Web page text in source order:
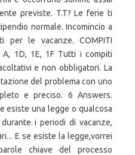
previste. T.T? Le ferie ti
normale. Incomincio a
per le vacanze. COMPITI
A, 1D, 1E, 1F Tutti i compiti
e non obbligatori. La
del problema con uno
e preciso. 6 Answers.
esiste una legge o qualcosa
i periodi di vacanze,
E se esiste la legge,vorrei
chiave del processo